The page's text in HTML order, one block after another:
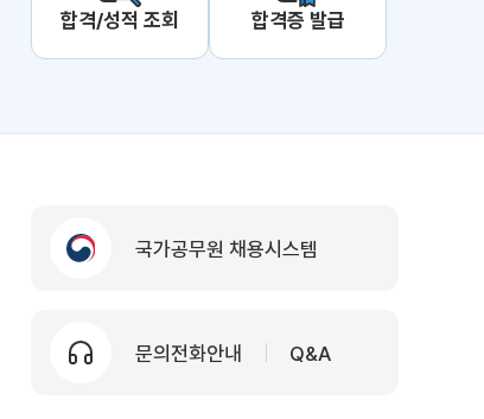
합격/성적 조회 합격증 발급
국가공무원 채용시스템
문의전화안내 Q&A